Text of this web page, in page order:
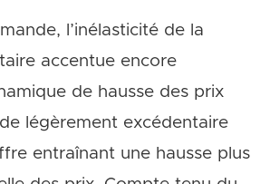
l’inélasticité de la
accentue encore
de hausse des prix
légèrement excédentaire
entraînant une hausse plus